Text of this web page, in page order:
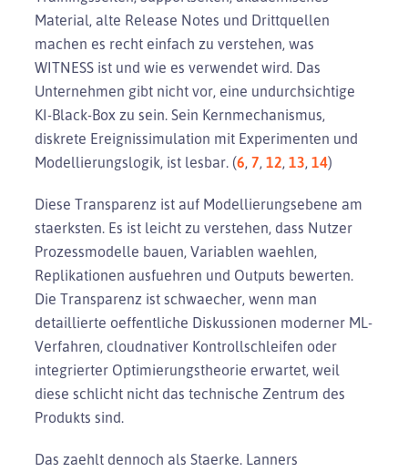
Material, alte Release Notes und Drittquellen
machen es recht einfach zu verstehen, was
WITNESS ist und wie es verwendet wird. Das
Unternehmen gibt nicht vor, eine undurchsichtige
KI-Black-Box zu sein. Sein Kernmechanismus,
diskrete Ereignissimulation mit Experimenten und
Modellierungslogik, ist lesbar. (6, 7, 12, 13, 14)
Diese Transparenz ist auf Modellierungsebene am
staerksten. Es ist leicht zu verstehen, dass Nutzer
Prozessmodelle bauen, Variablen waehlen,
Replikationen ausfuehren und Outputs bewerten.
Die Transparenz ist schwaecher, wenn man
detaillierte oeffentliche Diskussionen moderner ML-
Verfahren, cloudnativer Kontrollschleifen oder
integrierter Optimierungstheorie erwartet, weil
diese schlicht nicht das technische Zentrum des
Produkts sind.
Das zaehlt dennoch als Staerke. Lanners